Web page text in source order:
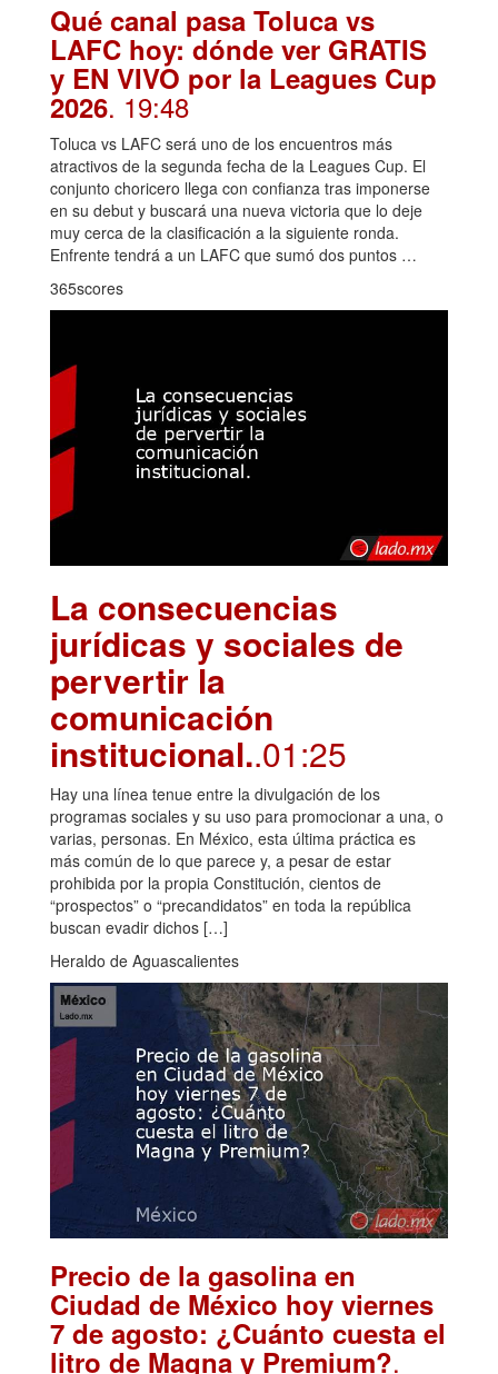
Qué canal pasa Toluca vs
LAFC hoy: dónde ver GRATIS
y EN VIVO por la Leagues Cup
2026. 19:48
Toluca vs LAFC será uno de los encuentros más
atractivos de la segunda fecha de la Leagues Cup. El
conjunto choricero llega con confianza tras imponerse
en su debut y buscará una nueva victoria que lo deje
muy cerca de la clasificación a la siguiente ronda.
Enfrente tendrá a un LAFC que sumó dos puntos …
365scores
La consecuencias
jurídicas y sociales de
pervertir la
comunicación
institucional..01:25
Hay una línea tenue entre la divulgación de los
programas sociales y su uso para promocionar a una, o
varias, personas. En México, esta última práctica es
más común de lo que parece y, a pesar de estar
prohibida por la propia Constitución, cientos de
“prospectos” o “precandidatos” en toda la república
buscan evadir dichos […]
Heraldo de Aguascalientes
Precio de la gasolina en
Ciudad de México hoy viernes
7 de agosto: ¿Cuánto cuesta el
litro de Magna y Premium?.